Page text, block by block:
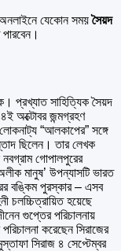
অনলাইনে যেকোন সময়সৈয়দ
প্রখ্যাত সাহিত্যিক সৈয়দ
অক্টোবর জন্মগ্রহণ
“আলকাপের” সঙ্গে
ছিলেন। তার লেখক
গোপালপুরের
মানুষ’ উপন্যাসটি ভারত
বঙ্কিম পুরস্কার – এসব
চলচ্চিত্রায়িত হয়েছে
গুপ্তের পরিচালনায়
করেছেন সিরাজের
সিরাজ ৪ সেপ্টেম্বর